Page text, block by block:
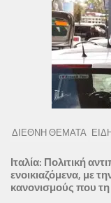
ΔΙΕΘΝΗ ΘΕΜΑΤΑ
Ιταλία: Πολιτική
ενοικιαζόμενα, με
κανονισμούς που